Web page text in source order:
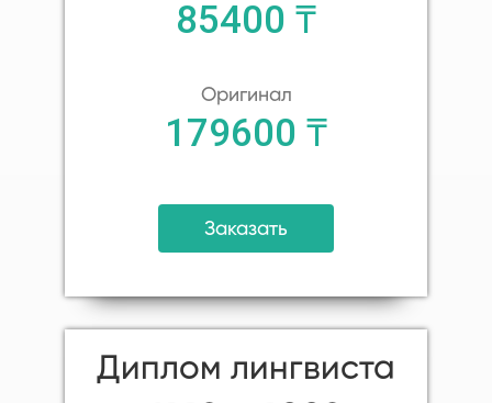
85400 ₸
Оригинал
179600 ₸
Заказать
Диплом лингвиста